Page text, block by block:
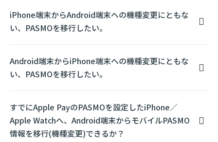
iPhone端末からAndroid端末への機種変更にともな
い、PASMOを移行したい。
Android端末からiPhone端末への機種変更にともな
い、PASMOを移行したい。
すでにApple PayのPASMOを設定したiPhone／
Apple Watchへ、Android端末からモバイルPASMO
情報を移行(機種変更)できるか？